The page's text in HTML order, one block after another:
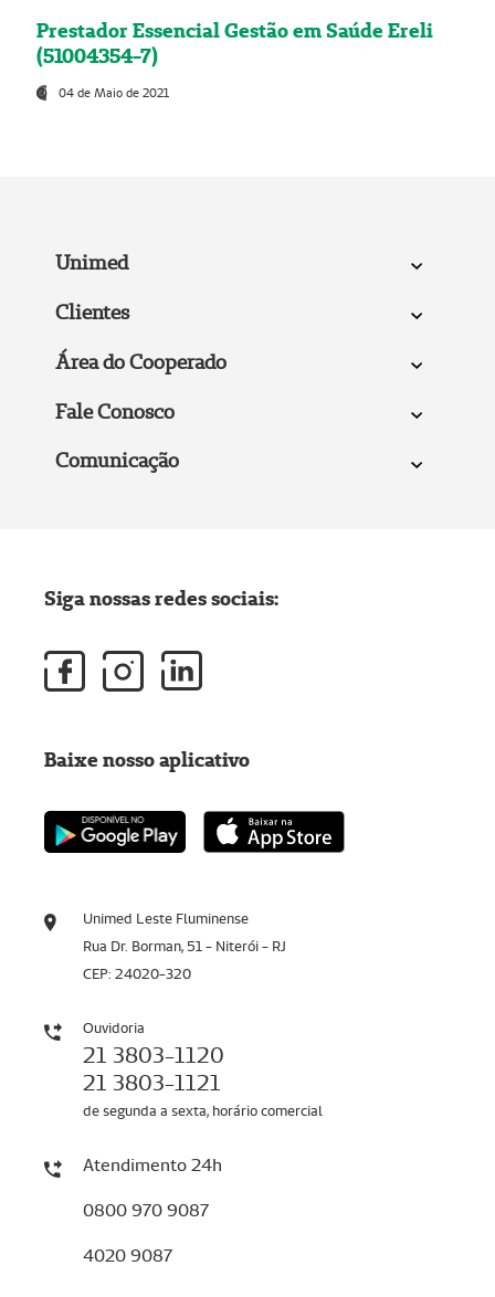
Prestador Essencial Gestão em Saúde Ereli
(51004354-7)
04 de Maio de 2021
Unimed
Clientes
Área do Cooperado
Fale Conosco
Comunicação
Unimed Leste Fluminense
Rua Dr. Borman, 51 - Niterói - RJ
CEP: 24020-320
Ouvidoria
21 3803-1120
21 3803-1121
de segunda a sexta, horário comercial
Atendimento 24h
0800 970 9087
4020 9087
Siga nossas redes sociais:
Baixe nosso aplicativo